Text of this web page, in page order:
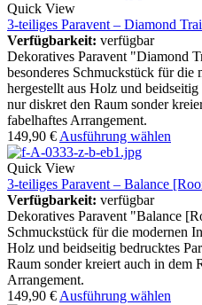
Quick View
3-teiliges Paravent – Diamond
Verfügbarkeit: verfügbar
Dekoratives Paravent "Diamond
besonderes Schmuckstück für die
hergestellt aus Holz und
nur diskret den Raum sonder
fabelhaftes Arrangement.
149,90 € Ausführung wählen
Quick View
3-teiliges Paravent – Balance
Verfügbarkeit: verfügbar
Dekoratives Paravent "Balance
Schmuckstück für die modernen
Holz und beidseitig bedrucktes
Raum sonder kreiert auch in dem
Arrangement.
149,90 € Ausführung wählen